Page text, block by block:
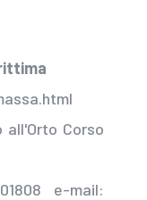
all'Orto Corso
e-mail: